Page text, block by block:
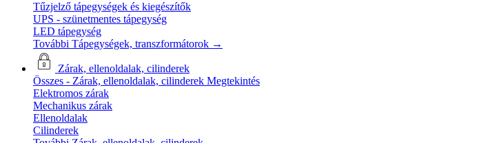
Tűzjelző tápegységek és kiegészítők
UPS - szünetmentes tápegység
LED tápegység
További Tápegységek, transzformátorok →
Zárak, ellenoldalak, cilinderek
Összes - Zárak, ellenoldalak, cilinderek Megtekintés
Elektromos zárak
Mechanikus zárak
Ellenoldalak
Cilinderek